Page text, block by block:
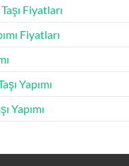
Fiyatları
Fiyatları
Yapımı
Yapımı